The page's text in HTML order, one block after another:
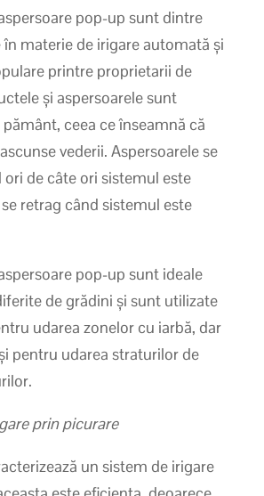
pop-up sunt dintre
materie de irigare automată și
printre proprietarii de
și aspersoarele sunt
ceea ce înseamnă că
vederii. Aspersoarele se
ori de câte ori sistemul este
retrag când sistemul este
pop-up sunt ideale
de grădini și sunt utilizate
udarea zonelor cu iarbă, dar
pentru udarea straturilor de
prin picurare
un sistem de irigare